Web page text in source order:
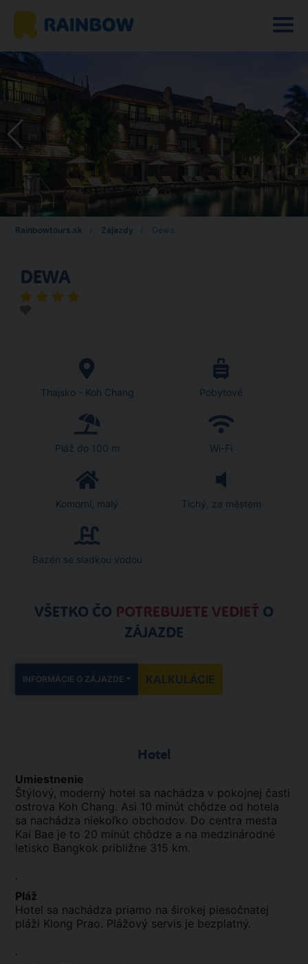
Rainbowtours.sk Zájazdy
DEWA
Thajsko - Koh Chang Pobytové
Pláž do 100 m Wi-Fi
Komorní, malý Tichý, za městem
Bazén se sladkou vodou
VŠETKO ČO POTREBUJETE VEDIEŤ O
ZÁJAZDE
INFORMÁCIE O ZÁJAZDE KALKULÁCIE
Hotel
Umiestnenie
Štýlový, moderný hotel sa nachádza v pokojnej časti
ostrova Koh Chang. Asi 10 minút chôdze od hotela
sa nachádza niekoľko obchodov. Do centra mesta
Kai Bae je to 20 minút chôdze a na medzinárodné
letisko Bangkok približne 315 km.
.
Pláž
Hotel sa nachádza priamo na širokej piesočnatej
pláži Klong Prao. Plážový servis je bezplatný.
.